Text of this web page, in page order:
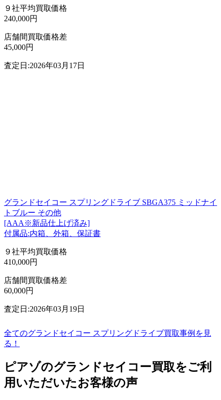
９社平均買取価格
240,000円
店舗間買取価格差
45,000円
査定日:2026年03月17日
グランドセイコー スプリングドライブ SBGA375 ミッドナイ
トブルー その他
[AAA※新品仕上げ済み]
付属品:内箱、外箱、保証書
９社平均買取価格
410,000円
店舗間買取価格差
60,000円
査定日:2026年03月19日
全てのグランドセイコー スプリングドライブ買取事例を見
る！
ピアゾのグランドセイコー買取をご利
用いただいたお客様の声